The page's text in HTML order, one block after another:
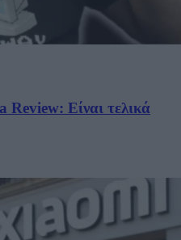
Είναι τελικά